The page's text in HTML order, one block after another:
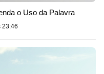
o Uso da Palavra
23:46